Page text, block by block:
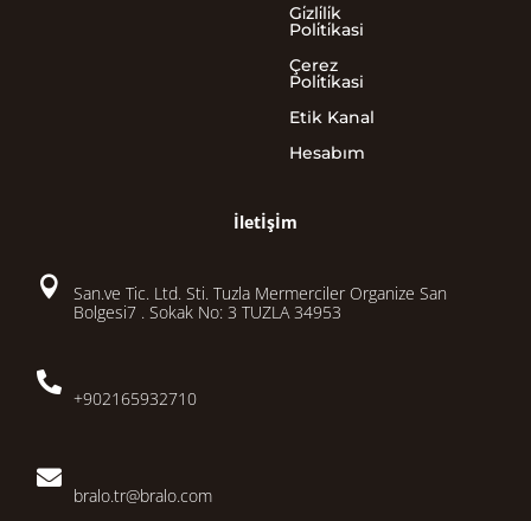
Gi̇zli̇li̇k
Poli̇ti̇kasi
Çerez
Poli̇ti̇kasi
Etik Kanal
Hesabım
İletİşİm

San.ve Tic. Ltd. Sti. Tuzla Mermerciler Organize San
Bolgesi7 . Sokak No: 3 TUZLA 34953

+902165932710

bralo.tr@bralo.com